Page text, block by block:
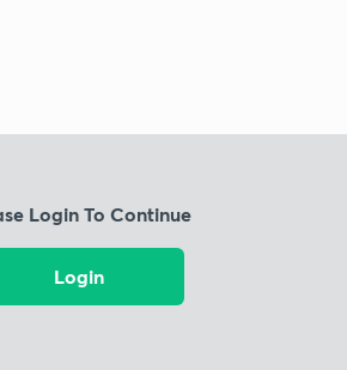
Login To Continue
Login